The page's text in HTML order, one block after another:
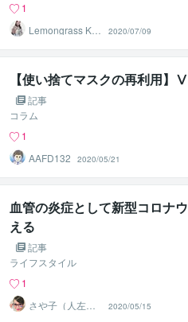
1
Lemongrass KIY
2020/07/09
【使い捨てマスクの再利用】
記事
コラム
1
AAFD132
2020/05/21
血管の炎症として新型コロナ
える
記事
ライフスタイル
1
さや子（人左綾
星）
2020/05/15